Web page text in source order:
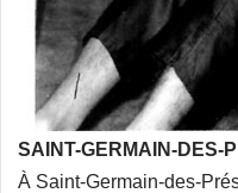
SAINT-GERMAIN-DES-
À Saint-Germain-des-